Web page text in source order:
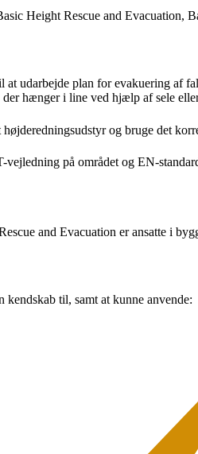
at udarbejde plan for evakuering af
hænger i line ved hjælp af sele
og bruge det
vejledning på området og EN-
and Evacuation er ansatte i
kendskab til, samt at kunne anvende: